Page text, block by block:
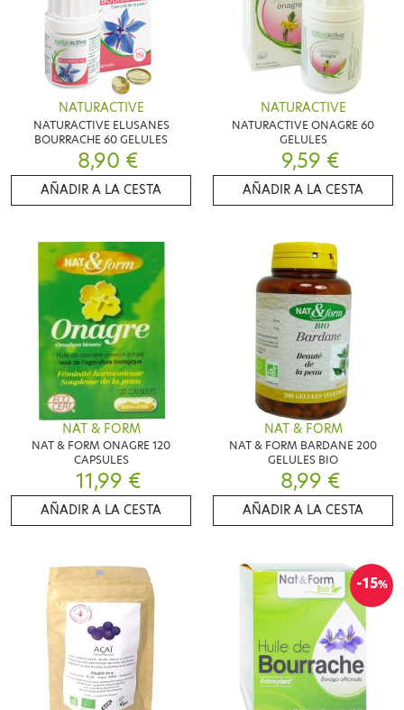
NATURACTIVE
NATURACTIVE ELUSANES
BOURRACHE 60 GELULES
8,90 €
AÑADIR A LA CESTA
NATURACTIVE
NATURACTIVE ONAGRE 60
GELULES
9,59 €
AÑADIR A LA CESTA
NAT & FORM
NAT & FORM ONAGRE 120
CAPSULES
11,99 €
AÑADIR A LA CESTA
NAT & FORM
NAT & FORM BARDANE 200
GELULES BIO
8,99 €
AÑADIR A LA CESTA
-15%